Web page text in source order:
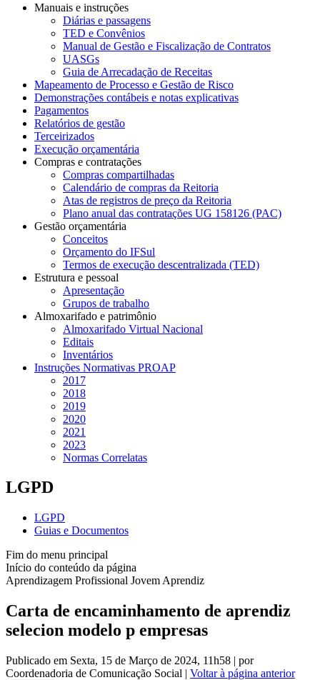
Manuais e instruções
Diárias e passagens
TED e Convênios
Manual de Gestão e Fiscalização de Contratos
UASGs
Guia de Arrecadação de Receitas
Mapeamento de Processo e Gestão de Risco
Demonstrações contábeis e notas explicativas
Pagamentos
Relatórios de gestão
Terceirizados
Execução orçamentária
Compras e contratações
Compras compartilhadas
Calendário de compras da Reitoria
Atas de registros de preço da Reitoria
Plano anual das contratações UG 158126 (PAC)
Gestão orçamentária
Conceitos
Orçamento do IFSul
Termos de execução descentralizada (TED)
Estrutura e pessoal
Apresentação
Grupos de trabalho
Almoxarifado e patrimônio
Almoxarifado Virtual Nacional
Editais
Inventários
Instruções Normativas PROAP
2017
2018
2019
2020
2021
2023
Normas Correlatas
LGPD
LGPD
Guias e Documentos
Fim do menu principal
Início do conteúdo da página
Aprendizagem Profissional Jovem Aprendiz
Carta de encaminhamento de aprendiz
selecion modelo p empresas
Publicado em Sexta, 15 de Março de 2024, 11h58 | por
Coordenadoria de Comunicação Social | Voltar à página anterior